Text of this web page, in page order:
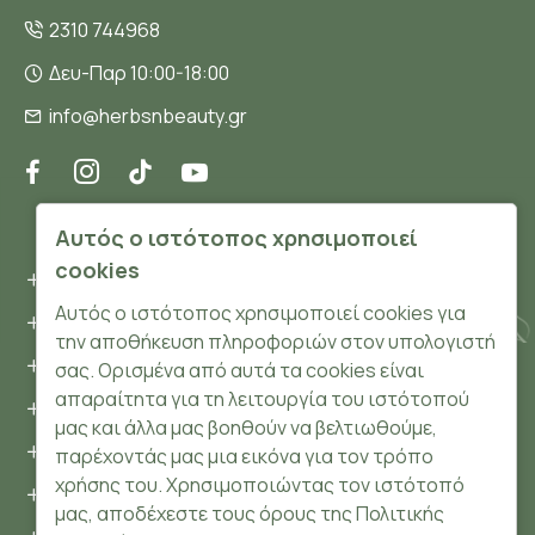
2310 744968
Δευ-Παρ 10:00-18:00
info@herbsnbeauty.gr
ΠΛΗΡΟΦΟΡΊΕΣ
Όροι και συνθήκες
Προσωπικά δεδομένα
Ασφάλεια
Τρόποι Πληρωμής
Τρόποι Αποστολής
Επιστροφές Προϊόντων
Αυτός ο ιστότοπος χρησιμοποιεί
cookies
Αυτός ο ιστότοπος χρησιμοποιεί cookies για
την αποθήκευση πληροφοριών στον υπολογιστή
σας. Ορισμένα από αυτά τα cookies είναι
απαραίτητα για τη λειτουργία του ιστότοπού
μας και άλλα μας βοηθούν να βελτιωθούμε,
παρέχοντάς μας μια εικόνα για τον τρόπο
χρήσης του. Χρησιμοποιώντας τον ιστότοπό
μας, αποδέχεστε τους όρους της Πολιτικής